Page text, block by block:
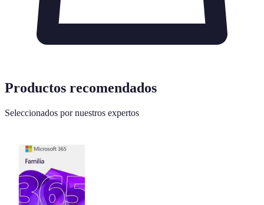
Productos recomendados
Seleccionados por nuestros expertos